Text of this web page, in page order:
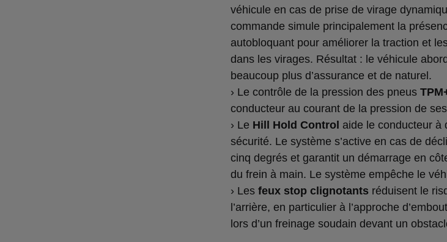
véhicule en cas de prise de virage
commande simule principalement la
autobloquant pour améliorer la traction et
dans les virages. Résultat : le véhicule
beaucoup plus d’assurance et de naturel.
› Le contrôle de la pression des pneus
conducteur au courant de la pression de
› Le Hill Hold Control aide le conducteur à
sécurité. Le système s’active en cas de
cinq degrés et garantit un démarrage en
du frein à main. Le système empêche le
› Les feux stop clignotants réduisent le
l’arrière, en particulier à l’approche
lors d’un freinage soudain devant un